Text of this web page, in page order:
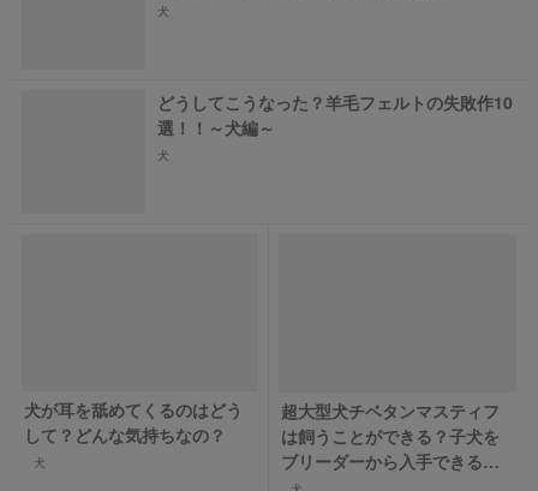
犬
どうしてこうなった？羊毛フェルトの失敗作10
選！！～犬編～
犬
犬が耳を舐めてくるのはどう
して？どんな気持ちなの？
犬
超大型犬チベタンマスティフ
は飼うことができる？子犬を
ブリーダーから入手できる価
格は？